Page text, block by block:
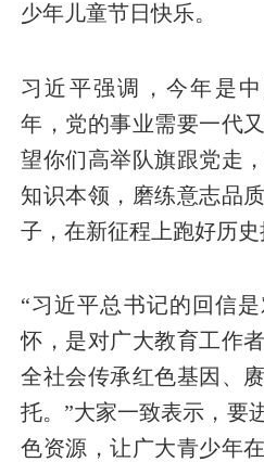
少年儿童节日快乐。
习近平强调，今年是
年，党的事业需要一代
望你们高举队旗跟党走
知识本领，磨练意志品
子，在新征程上跑好历史
“习近平总书记的回信
怀，是对广大教育工作
全社会传承红色基因、
托。”大家一致表示，要
色资源，让广大青少年